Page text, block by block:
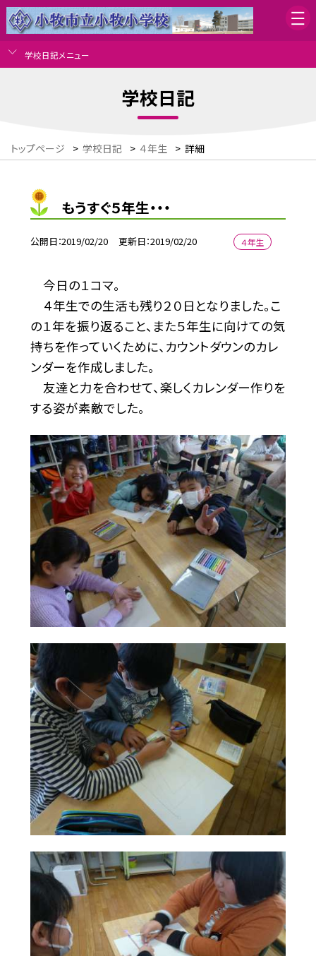
学校日記メニュー
学校日記
トップページ > 学校日記 > ４年生 > 詳細
もうすぐ５年生・・・
公開日 2019/02/20 更新日 2019/02/20 ４年生
今日の１コマ。
４年生での生活も残り２０日となりました。こ
の１年を振り返ること、また５年生に向けての気
持ちを作っていくために、カウントダウンのカレ
ンダーを作成しました。
友達と力を合わせて、楽しくカレンダー作りを
する姿が素敵でした。